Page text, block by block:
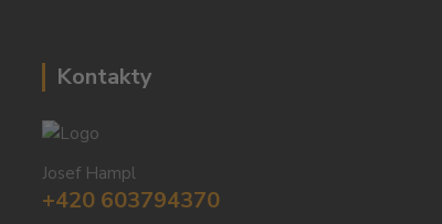
Kontakty
Josef Hampl
+420 603794370